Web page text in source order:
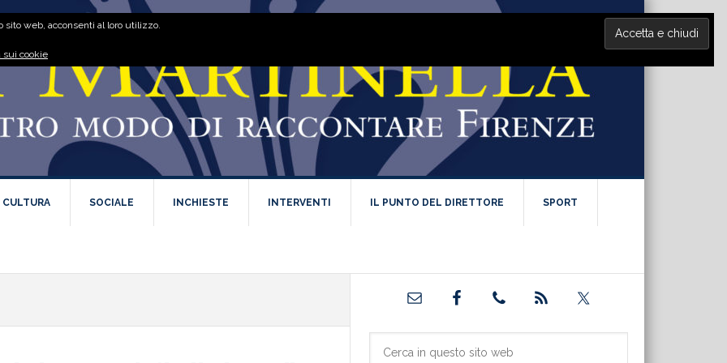
CULTURA SOCIALE INCHIESTE INTERVENTI IL PUNTO DEL DIRETTORE SPORT
Barra
primaria
web, acconsenti al loro utilizzo.
sui cookie